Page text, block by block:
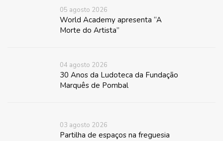
05 agosto 2026
World Academy apresenta “A
Morte do Artista”
04 agosto 2026
30 Anos da Ludoteca da Fundação
Marquês de Pombal
03 agosto 2026
Partilha de espaços na freguesia